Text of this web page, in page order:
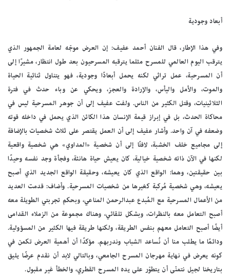
أبعاد وجودية
وفي هذا الإطار، قال الفنان أحمد عفيف: إن العرض موجّه لعامة الجمهور الذي
يترقب اليوم العالمي للمسرح مثلما يترقبه المسرحيون بعد طول انتظار، مشيرًا إلى
أن المسرحية، عمل تراثي لكنه يحمل أبعادًا وجودية، فهو يتناول ثنائية الحياة
والموت، والأمل واليأس، والإرادة والعجز، ويحكي عن وباء حدث في فترة
الثلاثينيات، وقتل الكثير من الناس. ولفت عفيف إلى أن جوهر المسرحية ليس في
محاكاة الحدث، بل في إبراز قيمة الإنسان هذا الكائن الذي يحمل في داخله قوته
وضعفه في آن واحد. وأشار عفيف إلى أن العمل يقتصر على ثلاث شخصيات بالإضافة
إلى مجاميع خلف الخشبة، لافتًا إلى أن شخصية «المداوي» هي شخصية واقعية
لكنها في الآن ذاته شخصية خيالية، كان يعيش حياة هانئة، وفجأة وجد نفسه وحيدًا
بين حقيقتين، وهما: الواقع الذي كان يعيشه، وحقيقة الواقع الجديد الذي أصبح
يعيشه، وهي شخصية مُركبة كغيرها من شخصيات المسرحية. وأضاف: قدمت العديد
من الأعمال المسرحية مع المُبدع عبدالرحمن المناعي، وبحكم تجربتي الطويلة معه
أصبح التعامل معه بالنظرات، وبشكل تلقائي، وهناك مجموعة من الزملاء القدامى
أيضًا أصبح التعامل معهم بنفس الطريقة، ولكنها طريقة فيها الكثير من المسؤولية.
ودائمًا ما يطلب منا أن نُساعد الشباب وندربهم. مؤكدًا أن أهمية العرض تكمن في
كونه يعرض في نهاية مهرجان المسرح الجامعي، وبالتالي لابد أن نقدم عرضًا يليق
بتاريخنا لجيل نتمنّى أن يتطوّر على يده المسرح القطري، والخطأ غير مقبول.